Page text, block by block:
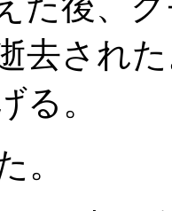
去され
る。
。